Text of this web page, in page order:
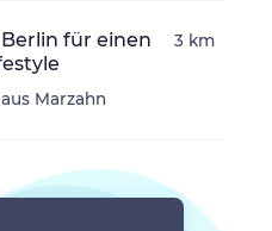
für einen
Marzahn
3 km